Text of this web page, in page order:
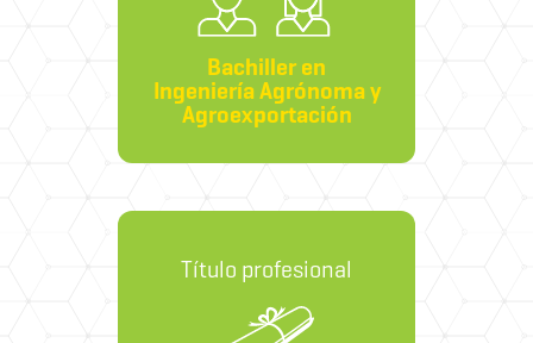
Bachiller en
Ingeniería Agrónoma y
Agroexportación
Título profesional